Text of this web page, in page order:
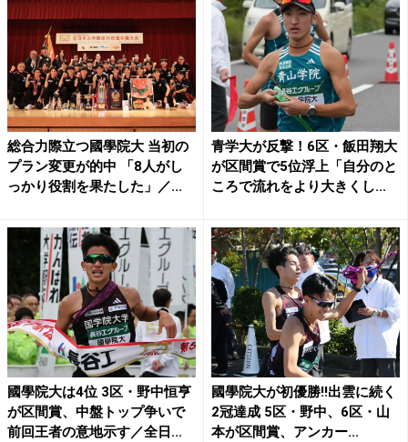
総合力際立つ國學院大 当初の
プラン変更が的中 「8人がし
っかり役割を果たした」／...
青学大が反撃！6区・飯田翔大
が区間賞で5位浮上「自分のと
ころで流れをより大きくし...
國學院大は4位 3区・野中恒亨
が区間賞、中盤トップ争いで
前回王者の意地示す／全日...
國學院大が初優勝!!出雲に続く
2冠達成 5区・野中、6区・山
本が区間賞、アンカー...